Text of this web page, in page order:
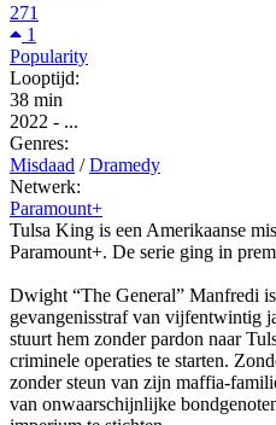
271
1
Popularity
Looptijd:
38 min
2022 - ...
Genres:
Misdaad / Dramedy
Netwerk:
Paramount+
Tulsa King is een Amerikaanse
Paramount+. De serie ging in
Dwight “The General” Manfredi
gevangenisstraf van vijfentwintig
stuurt hem zonder pardon naar
criminele operaties te starten.
zonder steun van zijn maffia-
van onwaarschijnlijke